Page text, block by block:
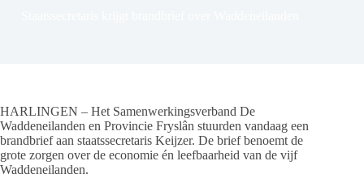
HARLINGEN – Het Samenwerkingsverband De
Waddeneilanden en Provincie Fryslân stuurden vandaag een
brandbrief aan staatssecretaris Keijzer. De brief benoemt de
grote zorgen over de economie én leefbaarheid van de vijf
Waddeneilanden.